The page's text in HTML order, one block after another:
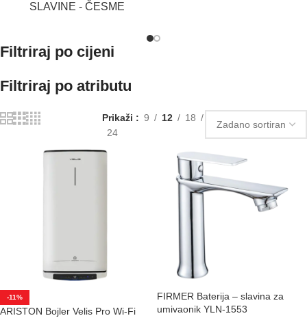
SLAVINE - ČESME
Filtriraj po cijeni
Filtriraj po atributu
Prikaži 9 12
18
24
-11%
ARISTON Bojler Velis Pro Wi-Fi
FIRMER Baterija – slavina za
umivaonik YLN-1553